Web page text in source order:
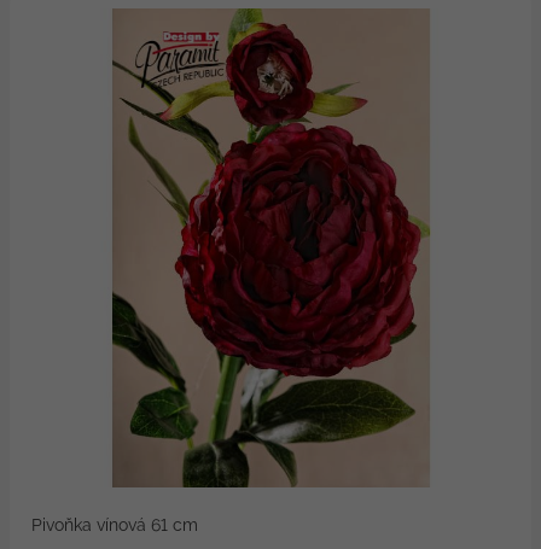
Pivoňka vínová 61 cm